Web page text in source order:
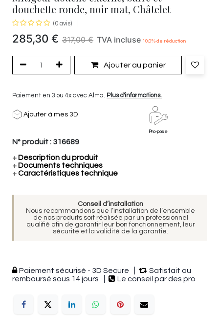
douchette ronde, noir mat, Châtelet
(0 avis)
285,30 € 317,00€ TVA incluse 10.0% de réduction
Ajouter au panier
Paiement en 3 ou 4x avec Alma. Plus d'informations.
Ajouter à mes 3D
Pro-pose
N° produit : 316689
+ Description du produit
+ Documents techniques
+Caractéristiques technique
Conseil d’installation
Nous recommandons que l’installation de l’ensemble
de nos produits soit réalisée par un professionnel
qualifié afin de garantir leur bon fonctionnement, leur
sécurité et la validité de la garantie.
Paiement sécurisé - 3D Secure
Satisfait ou
remboursé sous 14 jours
Le conseil par des pro